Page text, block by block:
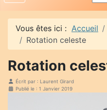
Vous êtes ici : Accueil
Rotation celeste
Rotation
Écrit par : Laurent Girard
Publié le : 1 Janvier 2019